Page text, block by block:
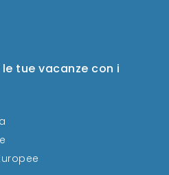
tue vacanze con i